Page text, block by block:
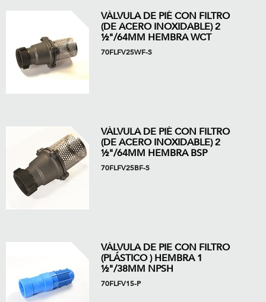
VÁLVULA DE PIÉ CON FILTRO
(DE ACERO INOXIDABLE) 2
½"/64MM HEMBRA WCT
70FLFV25WF-S
VÁLVULA DE PIÉ CON FILTRO
(DE ACERO INOXIDABLE) 2
½"/64MM HEMBRA BSP
70FLFV25BF-S
VÁLVULA DE PIE CON FILTRO
(PLÁSTICO ) HEMBRA 1
½"/38MM NPSH
70FLFV15-P